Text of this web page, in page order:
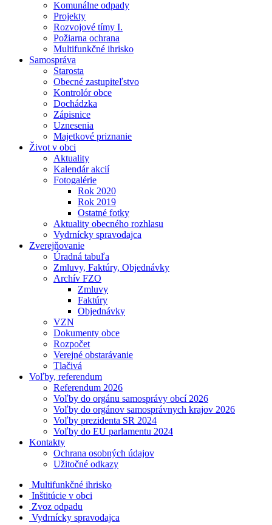
Komunálne odpady
Projekty
Rozvojové tímy I.
Požiarna ochrana
Multifunkčné ihrisko
Samospráva
Starosta
Obecné zastupiteľstvo
Kontrolór obce
Dochádzka
Zápisnice
Uznesenia
Majetkové priznanie
Život v obci
Aktuality
Kalendár akcií
Fotogalérie
Rok 2020
Rok 2019
Ostatné fotky
Aktuality obecného rozhlasu
Vydrnícky spravodajca
Zverejňovanie
Úradná tabuľa
Zmluvy, Faktúry, Objednávky
Archív FZO
Zmluvy
Faktúry
Objednávky
VZN
Dokumenty obce
Rozpočet
Verejné obstarávanie
Tlačivá
Voľby, referendum
Referendum 2026
Voľby do orgánu samosprávy obcí 2026
Voľby do orgánov samosprávnych krajov 2026
Voľby prezidenta SR 2024
Voľby do EU parlamentu 2024
Kontakty
Ochrana osobných údajov
Užitočné odkazy
Multifunkčné ihrisko
Inštitúcie v obci
Zvoz odpadu
Vydrnícky spravodajca